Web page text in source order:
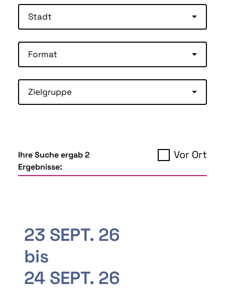
Stadt
Format
Zielgruppe
Ihre Suche ergab 2
Ergebnisse:
Vor Ort
23 SEPT. 26
bis
24 SEPT. 26